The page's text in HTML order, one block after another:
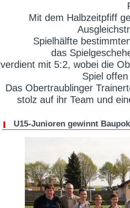
Mit dem Halbzeitpfiff
Spielhälfte
das
verdient mit 5:2, wobei die
Spiel
Das Obertraublinger
stolz auf ihr Team und
U15-Junioren gewinnt